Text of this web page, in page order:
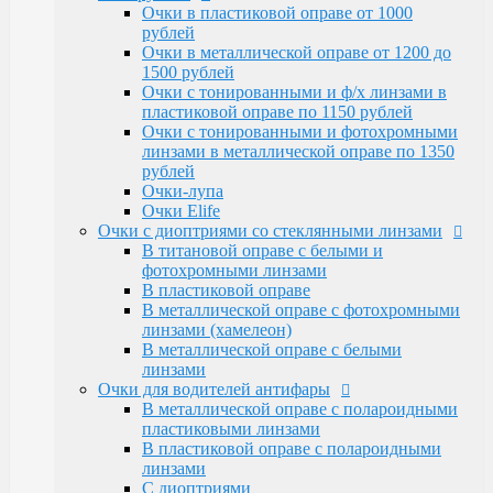
Очки Elife
Очки с диоптриями со стеклянными линзами
В титановой оправе с белыми и
фотохромными линзами
В пластиковой оправе
В металлической оправе с фотохромными
линзами (хамелеон)
В металлической оправе с белыми линзами
Очки для водителей антифары
В металлической оправе с полароидными
пластиковыми линзами
В пластиковой оправе с полароидными
линзами
С диоптриями
Очки для компьютера
В пластиковой оправе с полимерными
линзами
В металлической оправе
Тренажерные очки
В пластиковой оправе
В металлической оправе
Очки глаукомные
Очки Эксклюзивные Ricardi от 15000
Бренд оправы
Очки в пластиковой оправе от 1000
рублей
Очки в металлической оправе от 1200 до
1500 рублей
Очки с тонированными и ф/х линзами в
пластиковой оправе по 1150 рублей
Очки с тонированными и фотохромными
линзами в металлической оправе по 1350
рублей
Очки-лупа
Очки Elife
Очки с диоптриями со стеклянными линзами
В титановой оправе с белыми и
фотохромными линзами
В пластиковой оправе
В металлической оправе с фотохромными
линзами (хамелеон)
В металлической оправе с белыми
линзами
Очки для водителей антифары
В металлической оправе с полароидными
пластиковыми линзами
В пластиковой оправе с полароидными
линзами
С диоптриями